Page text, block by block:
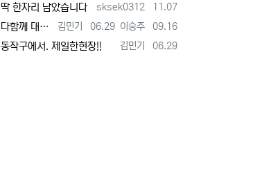
등록자
sksek0312 등록일
11.07
딱 한자리 남았습니다
등록자
이승주 등록일
09.16
등록자
김민기 등록일
06.29
다함께 대박납니다.
등록자
김민기 등록일
06.29
동작구에서. 제일한현장!!